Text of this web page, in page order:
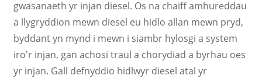
gwasanaeth yr injan diesel. Os na chaiff amhureddau
a llygryddion mewn diesel eu hidlo allan mewn pryd,
byddant yn mynd i mewn i siambr hylosgi a system
iro'r injan, gan achosi traul a chorydiad a byrhau oes
yr injan. Gall defnyddio hidlwyr diesel atal yr